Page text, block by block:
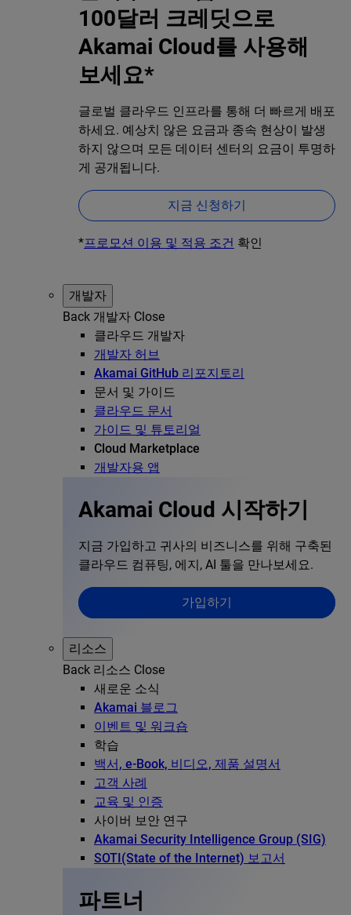
100달러 크레딧으로
Akamai Cloud를 사용해
보세요*
글로벌 클라우드 인프라를 통해 더 빠르게 배포
하세요. 예상치 않은 요금과 종속 현상이 발생
하지 않으며 모든 데이터 센터의 요금이 투명하
게 공개됩니다.
지금 신청하기
*프로모션 이용 및 적용 조건 확인
개발자
Back 개발자 Close
클라우드 개발자
개발자 허브
Akamai GitHub 리포지토리
문서 및 가이드
클라우드 문서
가이드 및 튜토리얼
Cloud Marketplace
개발자용 앱
Akamai Cloud 시작하기
지금 가입하고 귀사의 비즈니스를 위해 구축된
클라우드 컴퓨팅, 에지, AI 툴을 만나보세요.
가입하기
리소스
Back 리소스 Close
새로운 소식
Akamai 블로그
이벤트 및 워크숍
학습
백서, e-Book, 비디오, 제품 설명서
고객 사례
교육 및 인증
사이버 보안 연구
Akamai Security Intelligence Group (SIG)
SOTI(State of the Internet) 보고서
파트너